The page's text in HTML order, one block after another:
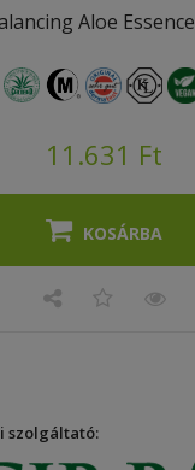
Aloe Essence
11.631 Ft
KOSÁRBA
szolgáltató: